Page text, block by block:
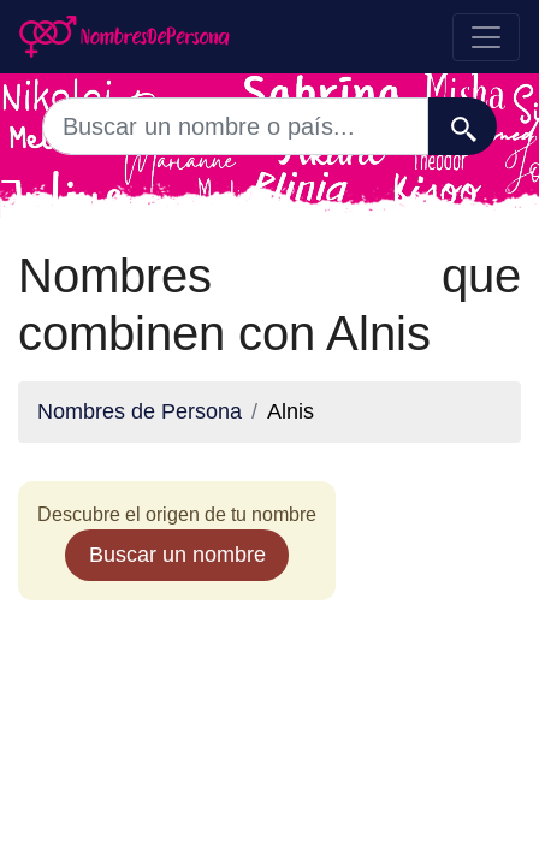
Nombres que
combinen con Alnis
Nombres de Persona Alnis
Descubre el origen de tu nombre
Buscar un nombre